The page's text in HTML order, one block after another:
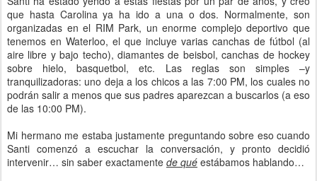
que hasta Carolina ya ha ido a una o dos. Normalmente, son
organizadas en el RIM Park, un enorme complejo deportivo que
tenemos en Waterloo, el que incluye varias canchas de fútbol (al
aire libre y bajo techo), diamantes de beisbol, canchas de hockey
sobre hielo, basquetbol, etc. Las reglas son simples –y
tranquilizadoras: uno deja a los chicos a las 7:00 PM, los cuales no
podrán salir a menos que sus padres aparezcan a buscarlos (a eso
de las 10:00 PM).
Mi hermano me estaba justamente preguntando sobre eso cuando
Santi comenzó a escuchar la conversación, y pronto decidió
intervenir… sin saber exactamente de qué estábamos hablando…